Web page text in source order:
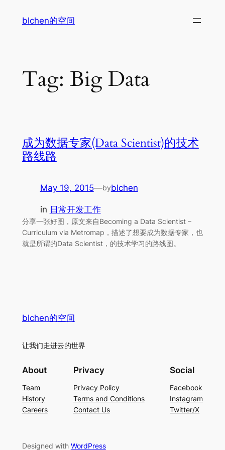
blchen的空间
Tag: Big Data
成为数据专家(Data Scientist)的技术
路线路
May 19, 2015—byblchen
in 日常开发工作
分享一张好图，原文来自Becoming a Data Scientist –
Curriculum via Metromap，描述了想要成为数据专家，也
就是所谓的Data Scientist，的技术学习的路线图。
blchen的空间
让我们走进云的世界
About
Team
History
Careers
Privacy
Privacy Policy
Terms and Conditions
Contact Us
Social
Facebook
Instagram
Twitter/X
Designed with WordPress